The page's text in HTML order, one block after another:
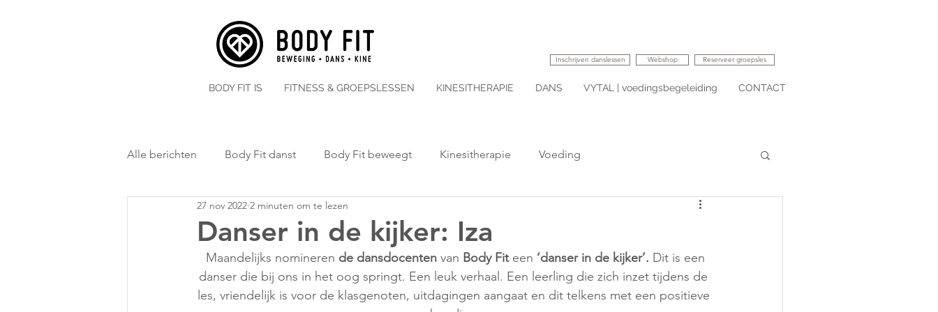
Inschrijven danslessen Webshop Reserveer groepsles
BODY FIT IS FITNESS & GROEPSLESSEN KINESITHERAPIE DANS VYTAL | voedingsbegeleiding CONTACT
Alle berichten Body Fit danst Body Fit beweegt Kinesitherapie Voeding
Danser in de kijker: Iza
27 nov 2022 2 minuten om te lezen
Maandelijks nomineren de dansdocenten van Body Fit een ‘danser in de kijker’. Dit is een
danser die bij ons in het oog springt. Een leuk verhaal. Een leerling die zich inzet tijdens de
les, vriendelijk is voor de klasgenoten, uitdagingen aangaat en dit telkens met een positieve